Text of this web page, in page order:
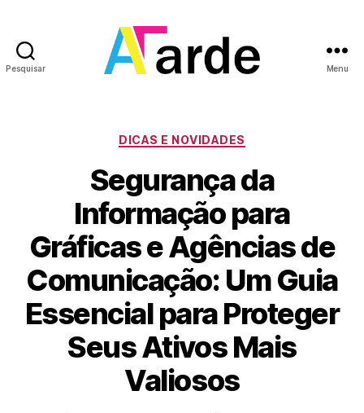
Pesquisar Menu
Categorias
DICAS E NOVIDADES
Segurança da
Informação para
Gráficas e Agências de
Comunicação: Um Guia
Essencial para Proteger
Seus Ativos Mais
Valiosos